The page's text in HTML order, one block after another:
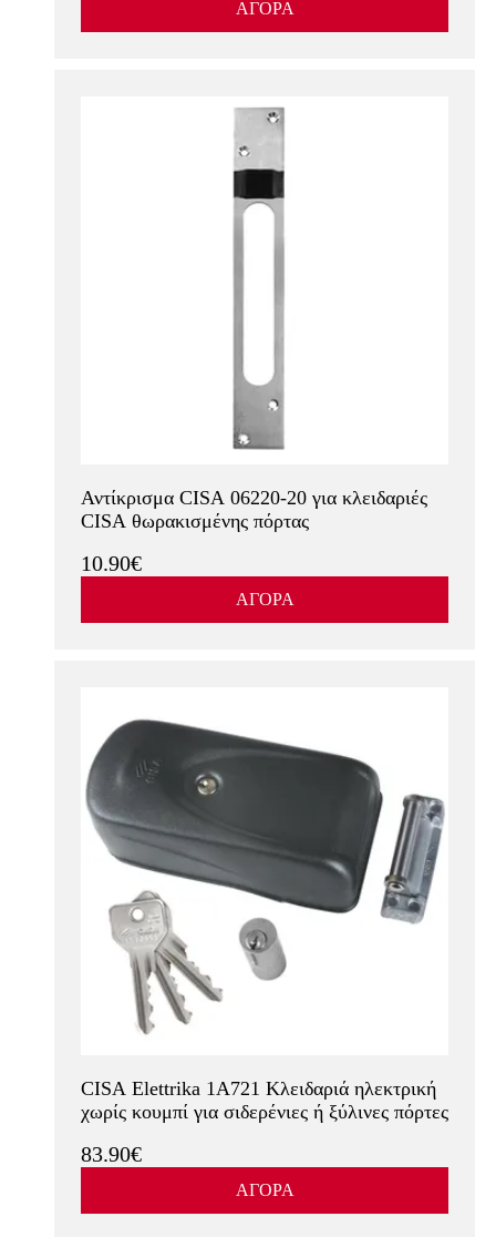
ΑΓΟΡΑ
Αντίκρισμα CISA 06220-20 για κλειδαριές
CISA θωρακισμένης πόρτας
10.90€
ΑΓΟΡΑ
CISA Elettrika 1A721 Κλειδαριά ηλεκτρική
χωρίς κουμπί για σιδερένιες ή ξύλινες πόρτες
83.90€
ΑΓΟΡΑ